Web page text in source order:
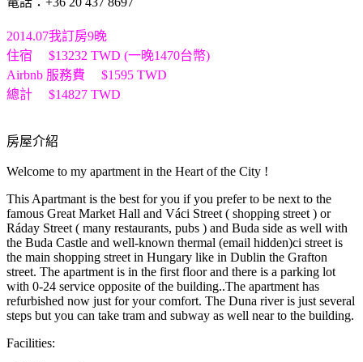
2014.07我訂房9晚
住宿 $13232 TWD (一晚1470台幣)
Airbnb 服務費 $1595 TWD
總計 $14827 TWD
房屋介紹
Welcome to my apartment in the Heart of the City !
This Apartmant is the best for you if you prefer to be next to the
famous Great Market Hall and Váci Street ( shopping street ) or
Ráday Street ( many restaurants, pubs ) and Buda side as well with
the Buda Castle and well-known thermal (email hidden)ci street is
the main shopping street in Hungary like in Dublin the Grafton
street. The apartment is in the first floor and there is a parking lot
with 0-24 service opposite of the building..The apartment has
refurbished now just for your comfort. The Duna river is just several
steps but you can take tram and subway as well near to the building.
Facilities: